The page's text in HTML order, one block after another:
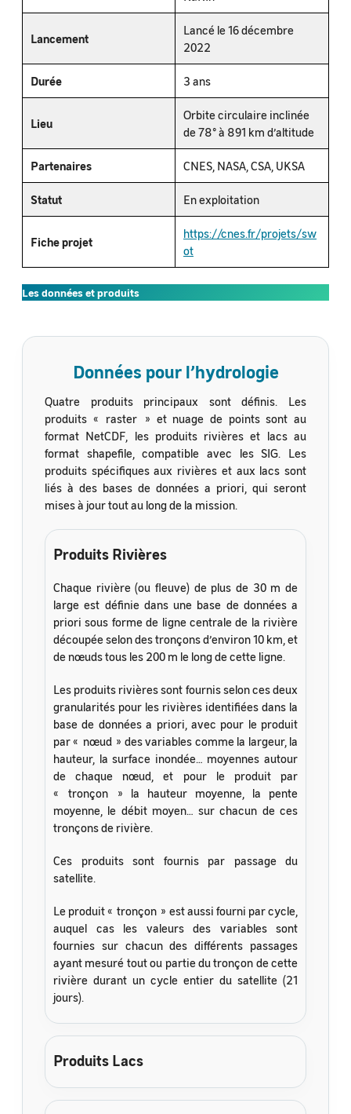
Lancement
Lancé le 16 décembre
2022
Durée 3 ans
Lieu
Orbite circulaire inclinée
de 78° à 891 km d’altitude
Partenaires CNES, NASA, CSA, UKSA
Statut En exploitation
Fiche projet
https://cnes.fr/projets/sw
ot
Les données et produits
Données pour l’hydrologie
Quatre produits principaux sont définis. Les
produits « raster » et nuage de points sont au
format NetCDF, les produits rivières et lacs au
format shapefile, compatible avec les SIG. Les
produits spécifiques aux rivières et aux lacs sont
liés à des bases de données a priori, qui seront
mises à jour tout au long de la mission.
Produits Rivières
Chaque rivière (ou fleuve) de plus de 30 m de
large est définie dans une base de données a
priori sous forme de ligne centrale de la rivière
découpée selon des tronçons d’environ 10 km, et
de nœuds tous les 200 m le long de cette ligne.
Les produits rivières sont fournis selon ces deux
granularités pour les rivières identifiées dans la
base de données a priori, avec pour le produit
par « nœud » des variables comme la largeur, la
hauteur, la surface inondée… moyennes autour
de chaque nœud, et pour le produit par
« tronçon » la hauteur moyenne, la pente
moyenne, le débit moyen… sur chacun de ces
tronçons de rivière.
Ces produits sont fournis par passage du
satellite.
Le produit « tronçon » est aussi fourni par cycle,
auquel cas les valeurs des variables sont
fournies sur chacun des différents passages
ayant mesuré tout ou partie du tronçon de cette
rivière durant un cycle entier du satellite (21
jours).
Produits Lacs